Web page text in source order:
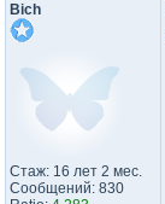
Bich
Стаж: 16 лет 2 мес.
Сообщений: 830